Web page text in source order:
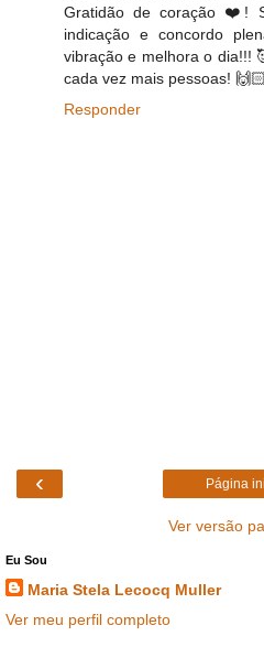
Gratidão de coração ❤️!
indicação e concordo
vibração e melhora o dia!!!
cada vez mais pessoas!
Responder
‹ Página
Ver versão
Eu Sou
Maria Stela Lecocq Muller
Ver meu perfil completo